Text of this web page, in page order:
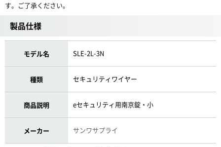
す。ご了承ください。
製品仕様
モデル名 SLE-2L-3N
種類 セキュリティワイヤー
商品説明 eセキュリティ用南京錠・小
メーカー サンワサプライ